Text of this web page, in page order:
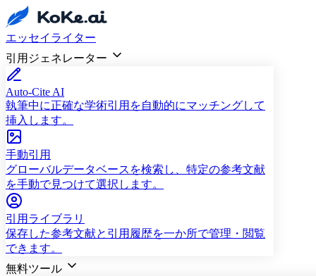
エッセイライター
引用ジェネレーター
Auto-Cite AI
執筆中に正確な学術引用を自動的にマッチングして
挿入します。
手動引用
グローバルデータベースを検索し、特定の参考文献
を手動で見つけて選択します。
引用ライブラリ
保存した参考文献と引用履歴を一か所で管理・閲覧
できます。
無料ツール